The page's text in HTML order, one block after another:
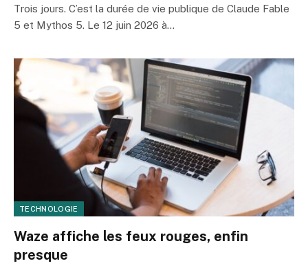
Trois jours. C’est la durée de vie publique de Claude Fable
5 et Mythos 5. Le 12 juin 2026 à…
TECHNOLOGIE
Waze affiche les feux rouges, enfin
presque